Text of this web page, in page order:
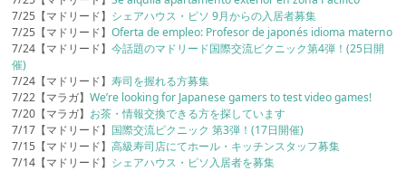
7/25【マドリード】 シェアハウス・ピソ 9月からの入居者募集
7/25【マドリード】Oferta de empleo: Profesor de japonés idioma materno
7/24【マドリード】今話題のマドリード国際交流ピクニック第4弾！(25日開
催)
7/24【マドリード】寿司を握れる方募集
7/22【マラガ】We’re looking for Japanese gamers to test video games!
7/20【マラガ】 お茶・情報交換できる方を探しています
7/17【マドリード】 国際交流ピクニック 第3弾！(17日開催)
7/15【マドリード】高級寿司店にてホール・キッチンスタッフ募集
7/14【マドリード】 シェアハウス・ピソ入居者を募集